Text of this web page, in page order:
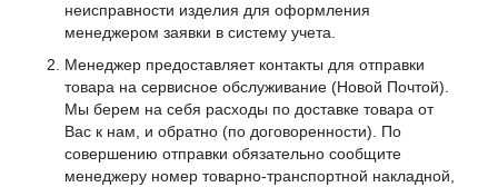
неисправности изделия для оформления
менеджером заявки в систему учета.
Менеджер предоставляет контакты для отправки
товара на сервисное обслуживание (Новой Почтой).
Мы берем на себя расходы по доставке товара от
Вас к нам, и обратно (по договоренности). По
совершению отправки обязательно сообщите
менеджеру номер товарно-транспортной накладной,